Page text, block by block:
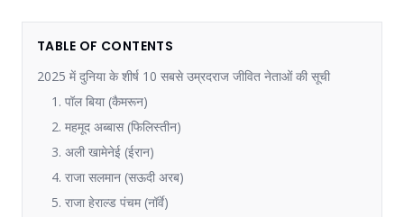
TABLE OF CONTENTS
2025 में दुनिया के शीर्ष 10 सबसे उम्रदराज जीवित नेताओं की सूची
1. पॉल बिया (कैमरून)
2. महमूद अब्बास (फिलिस्तीन)
3. अली खामेनेई (ईरान)
4. राजा सलमान (सऊदी अरब)
5. राजा हेराल्ड पंचम (नॉर्वे)